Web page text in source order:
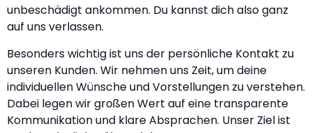
unbeschädigt ankommen. Du kannst dich also ganz
auf uns verlassen.
Besonders wichtig ist uns der persönliche Kontakt zu
unseren Kunden. Wir nehmen uns Zeit, um deine
individuellen Wünsche und Vorstellungen zu verstehen.
Dabei legen wir großen Wert auf eine transparente
Kommunikation und klare Absprachen. Unser Ziel ist